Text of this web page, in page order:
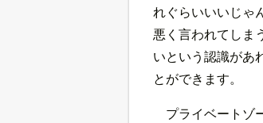
れぐらいいいじゃ
悪く言われてしま
いという認識があ
とができます。
プライベートゾ